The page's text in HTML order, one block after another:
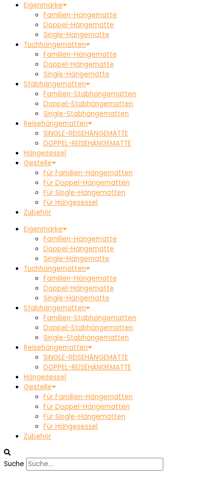
Eigenmarke
Familien-Hängematte
Doppel-Hängematte
Single-Hängematte
Tuchhängematten
Familien-Hängematte
Doppel-Hängematte
Single-Hängematte
Stabhängematten
Familien-Stabhängematten
Doppel-Stabhängematten
Single-Stabhängematten
Reisehängematten
SINGLE-REISEHÄNGEMATTE
DOPPEL-REISEHÄNGEMATTE
Hängesessel
Gestelle
Für Familien-Hängematten
Für Doppel-Hängematten
Für Single-Hängematten
Für Hängesessel
Zubehör
Eigenmarke
Familien-Hängematte
Doppel-Hängematte
Single-Hängematte
Tuchhängematten
Familien-Hängematte
Doppel-Hängematte
Single-Hängematte
Stabhängematten
Familien-Stabhängematten
Doppel-Stabhängematten
Single-Stabhängematten
Reisehängematten
SINGLE-REISEHÄNGEMATTE
DOPPEL-REISEHÄNGEMATTE
Hängesessel
Gestelle
Für Familien-Hängematten
Für Doppel-Hängematten
Für Single-Hängematten
Für Hängesessel
Zubehör
Suche